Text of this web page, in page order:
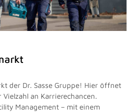
der Dr. Sasse Gruppe! Hier öffnet
an Karrierechancen.
Management – mit einem